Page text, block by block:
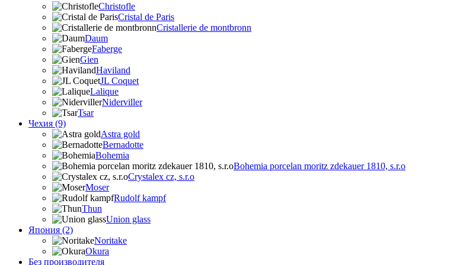
Christofle
Cristal de Paris
Cristallerie de montbronn
Daum
Faberge
Gien
Haviland
JL Coquet
Lalique
Niderviller
Tsar
Чехия (9)
Astra gold
Bernadotte
Bohemia
Bohemia porcelan moritz zdekauer 1810, s.r.o
Crystalex cz, s.r.o
Moser
Rudolf kampf
Thun
Union glass
Япония (2)
Noritake
Okura
Без производителя